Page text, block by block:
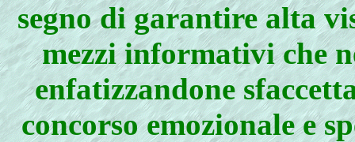
segno di garantire alta
mezzi informativi che
enfatizzandone
concorso emozionale e